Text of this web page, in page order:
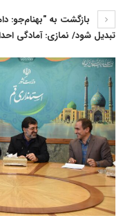
بازگشت به "بهنام‌جو:
تبدیل شود/ نمازی: آمادگی احداث